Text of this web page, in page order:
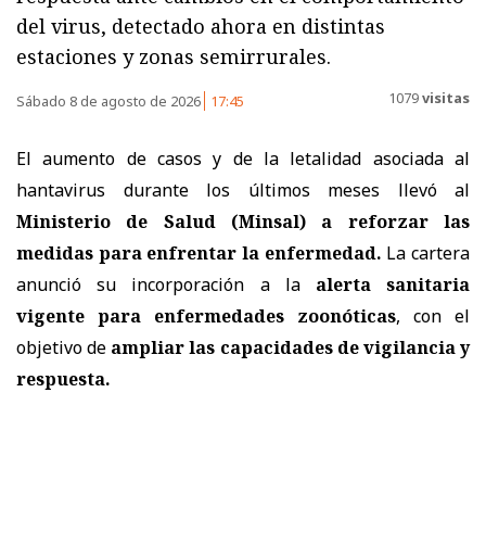
del virus, detectado ahora en distintas
estaciones y zonas semirrurales.
Sábado 8 de agosto de 2026 17:45 1079visitas
El aumento de casos y de la letalidad asociada al
hantavirus durante los últimos meses llevó al
Ministerio de Salud (Minsal) a reforzar las
medidas para enfrentar la enfermedad. La cartera
anunció su incorporación a la alerta sanitaria
vigente para enfermedades zoonóticas, con el
objetivo de ampliar las capacidades de vigilancia y
respuesta.